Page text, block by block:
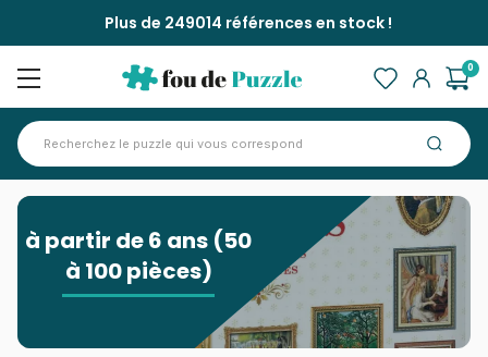
Plus de 249014 références en stock !
0
à partir de 6 ans (50
à 100 pièces)